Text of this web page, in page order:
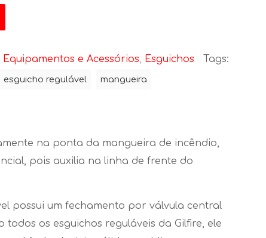
Equipamentos e Acessórios, Esguichos Tags:
esguicho regulável mangueira
na ponta da mangueira de incêndio,
pois auxilia na linha de frente do
possui um fechamento por válvula central
todos os esguichos reguláveis da Gilfire, ele